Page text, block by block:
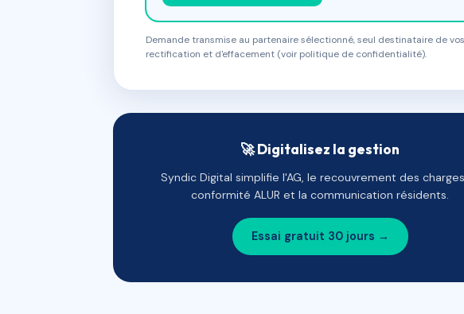
Demande transmise au partenaire sélectionné, seul destinataire de
rectification et d'effacement (voir politique de confidentialité).
🚀 Digitalisez la gestion
Syndic Digital simplifie l'AG, le recouvrement des
conformité ALUR et la communication résidents.
Essai gratuit 30 jours →